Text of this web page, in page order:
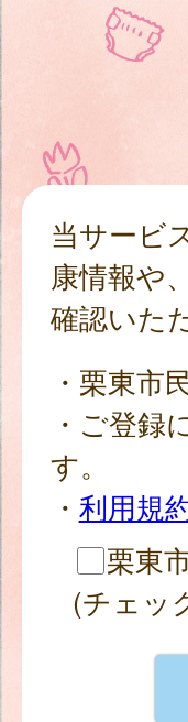
当サービ
康情報や
確認いた
・栗東市
・ご登録
す。
・ 利用規
栗東
(チェッ